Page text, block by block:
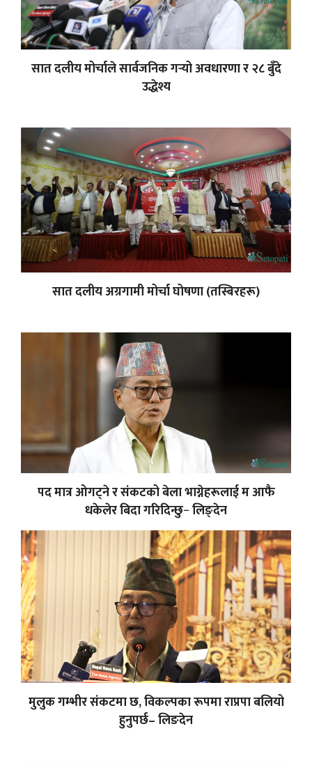
सात दलीय मोर्चाले सार्वजनिक गर्‍यो अवधारणा र २८ बुँदे
उद्धेश्य
सात दलीय अग्रगामी मोर्चा घोषणा (तस्बिरहरू)
पद मात्र ओगट्ने र संकटको बेला भाग्नेहरूलाई म आफै
धकेलेर बिदा गरिदिन्छु− लिङ्देन
मुलुक गम्भीर संकटमा छ, विकल्पका रूपमा राप्रपा बलियो
हुनुपर्छ– लिङदेन